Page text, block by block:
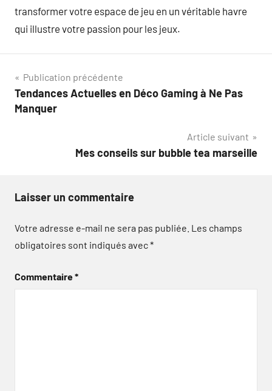
transformer votre espace de jeu en un véritable havre
qui illustre votre passion pour les jeux.
Navigation
de
Publication précédente
Tendances Actuelles en Déco Gaming à Ne Pas
Manquer
Article suivant
Mes conseils sur bubble tea marseille
Laisser un commentaire
Votre adresse e-mail ne sera pas publiée. Les champs
obligatoires sont indiqués avec*
Commentaire*